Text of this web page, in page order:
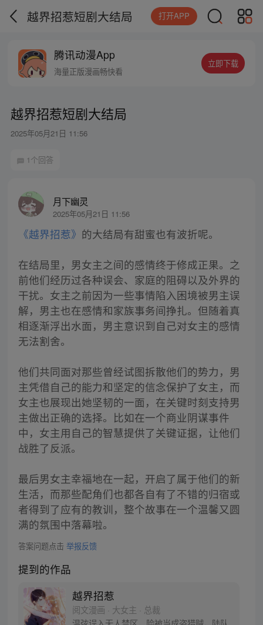
越界招惹短剧大结局 打开APP
腾讯动漫App
海量正版漫画畅快看
立即下载
越界招惹短剧大结局
2025年05月21日 11:56
1个回答
月下幽灵
2025年05月21日 11:56
《越界招惹》 的大结局有甜蜜也有波折呢。
在结局里，男女主之间的感情终于修成正果。之
前他们经历过各种误会、家庭的阻碍以及外界的
干扰。女主之前因为一些事情陷入困境被男主误
解，男主也在感情和家族事务间挣扎。但随着真
相逐渐浮出水面，男主意识到自己对女主的感情
无法割舍。
他们共同面对那些曾经试图拆散他们的势力，男
主凭借自己的能力和坚定的信念保护了女主，而
女主也展现出她坚韧的一面，在关键时刻支持男
主做出正确的选择。比如在一个商业阴谋事件
中，女主用自己的智慧提供了关键证据，让他们
战胜了反派。
最后男女主幸福地在一起，开启了属于他们的新
生活，而那些配角们也都各自有了不错的归宿或
者得到了应有的教训，整个故事在一个温馨又圆
满的氛围中落幕啦。
答案问题点击 举报反馈
提到的作品
越界招惹
阅文漫画 · 大女主 · 总裁